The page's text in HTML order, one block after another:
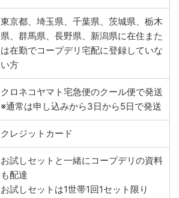
東京都、埼玉県、千葉県、茨城県、栃木
県、群馬県、長野県、新潟県に在住また
は在勤でコープデリ宅配に登録していな
い方
クロネコヤマト宅急便のクール便で発送
※通常は申し込みから3日から5日で発送
クレジットカード
お試しセットと一緒にコープデリの資料
も配達
お試しセットは1世帯1回1セット限り